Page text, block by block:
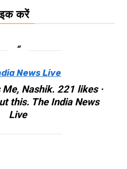
करें
News Live
Nashik. 221 likes ·
this. The India News
Live